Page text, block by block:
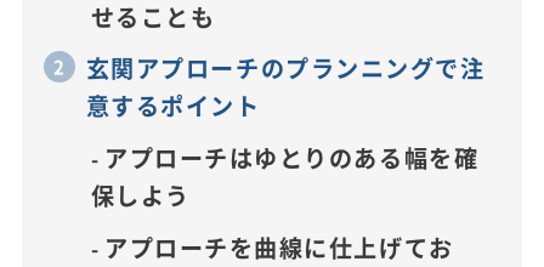
せることも
玄関アプローチのプランニングで注
意するポイント
アプローチはゆとりのある幅を確
保しよう
アプローチを曲線に仕上げてお